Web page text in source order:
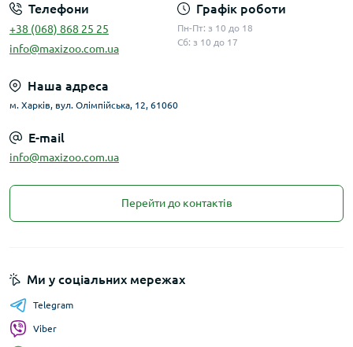
Телефони
+38 (068) 868 25 25
info@maxizoo.com.ua
Графік роботи
Пн-Пт: з 10 до 18
Сб: з 10 до 17
Наша адреса
м. Харків, вул. Олімпійська, 12, 61060
E-mail
info@maxizoo.com.ua
Перейти до контактів
Ми у соціальних мережах
Telegram
Viber